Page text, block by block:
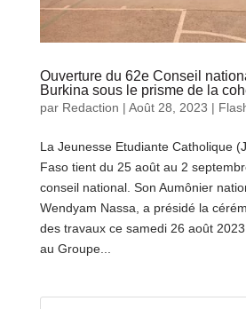
Ouverture du 62e Conseil
Burkina sous le prisme de la
par Redaction | Août 28, 2023 |
La Jeunesse Etudiante Catholique
Faso tient du 25 août au 2
conseil national. Son Aumônier
Wendyam Nassa, a présidé la
des travaux ce samedi 26 août
au Groupe...